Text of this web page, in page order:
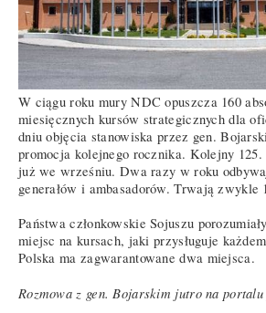
W ciągu roku mury NDC opuszcza 160
miesięcznych kursów strategicznych dla
dniu objęcia stanowiska przez gen.
promocja kolejnego rocznika. Kolejny
już we wrześniu. Dwa razy w roku
generałów i ambasadorów. Trwają zwykle
Państwa członkowskie Sojuszu
miejsc na kursach, jaki przysługuje
Polska ma zagwarantowane dwa miejsca.
Rozmowa z gen. Bojarskim jutro na